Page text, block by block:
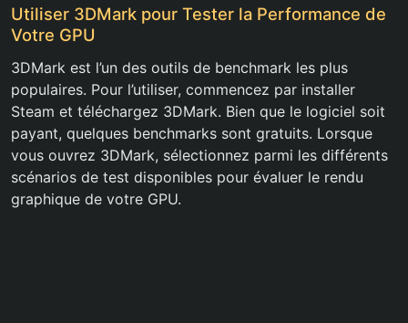
Utiliser 3DMark pour Tester la Performance de
Votre GPU
3DMark est l’un des outils de benchmark les plus
populaires. Pour l’utiliser, commencez par installer
Steam et téléchargez 3DMark. Bien que le logiciel soit
payant, quelques benchmarks sont gratuits. Lorsque
vous ouvrez 3DMark, sélectionnez parmi les différents
scénarios de test disponibles pour évaluer le rendu
graphique de votre GPU.